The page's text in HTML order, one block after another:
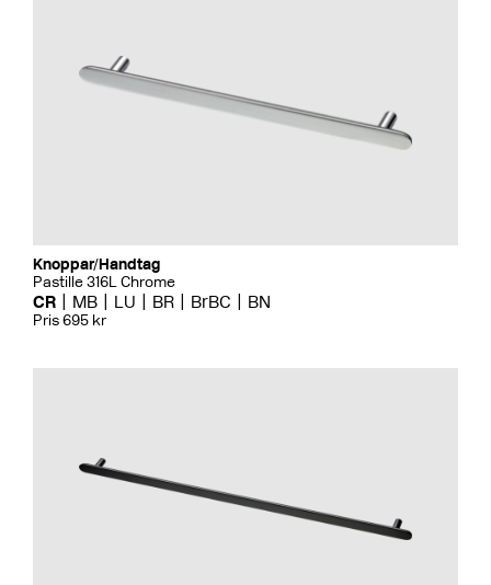
Knoppar/Handtag
Pastille 316L Chrome
CR MB LU BR BrBC BN
Pris 695 kr